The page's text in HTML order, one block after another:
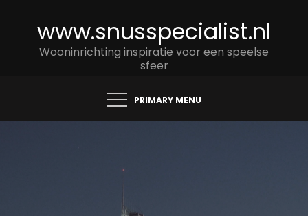
www.snusspecialist.nl
Wooninrichting inspiratie voor een speelse
sfeer
PRIMARY MENU